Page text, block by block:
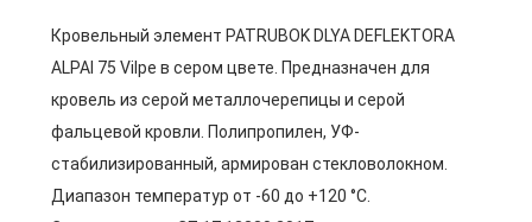
Кровельный элемент PATRUBOK DLYA DEFLEKTORA
ALPAI 75 Vilpe в сером цвете. Предназначен для
кровель из серой металлочерепицы и серой
фальцевой кровли. Полипропилен, УФ-
стабилизированный, армирован стекловолокном.
Диапазон температур от -60 до +120 °C.